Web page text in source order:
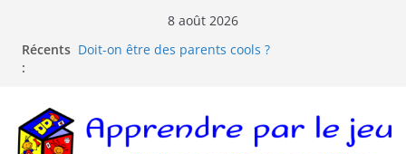
8 août 2026
Récents
:
Doit-on être des parents cools ?
La pédagogie Montessori est-elle ludique ?
Comprendre la courbe de l’oubli